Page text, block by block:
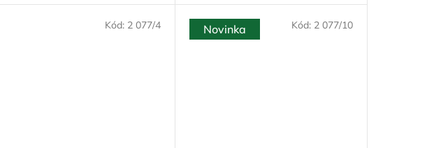
Kód: 2 077/4 Novinka Kód: 2 077/10